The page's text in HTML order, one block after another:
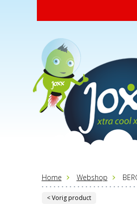
Home Webshop
< Vorig product